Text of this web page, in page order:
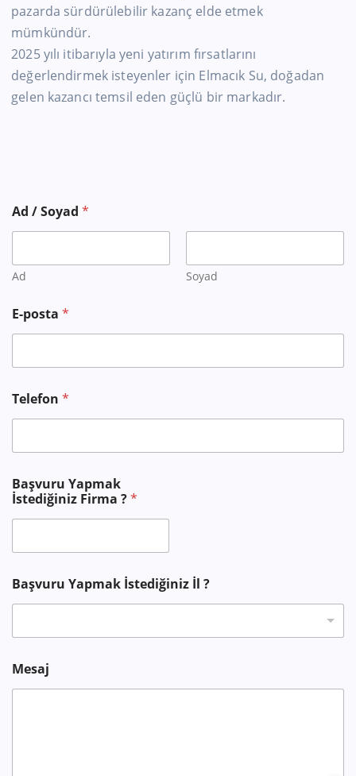
pazarda sürdürülebilir kazanç elde etmek
mümkündür.
2025 yılı itibarıyla yeni yatırım fırsatlarını
değerlendirmek isteyenler için Elmacık Su, doğadan
gelen kazancı temsil eden güçlü bir markadır.
Ad / Soyad*
Ad Soyad
s
t
d
ğ
i
n
z
d
İ
E-posta*
Telefon*
Başvuru Yapmak
İstediğiniz Firma ?*
Başvuru Yapmak İstediğiniz İl ?
Mesaj